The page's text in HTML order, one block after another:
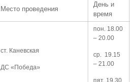
Место проведения
День и
время
ст. Каневская
ДС «Победа»
пон. 18.00
– 20.00
ср. 19.15
– 21.00
пят. 19.30